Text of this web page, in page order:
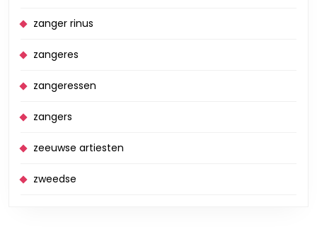
zanger rinus
zangeres
zangeressen
zangers
zeeuwse artiesten
zweedse